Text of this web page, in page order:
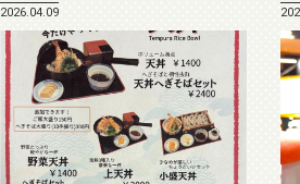
2026.04.09